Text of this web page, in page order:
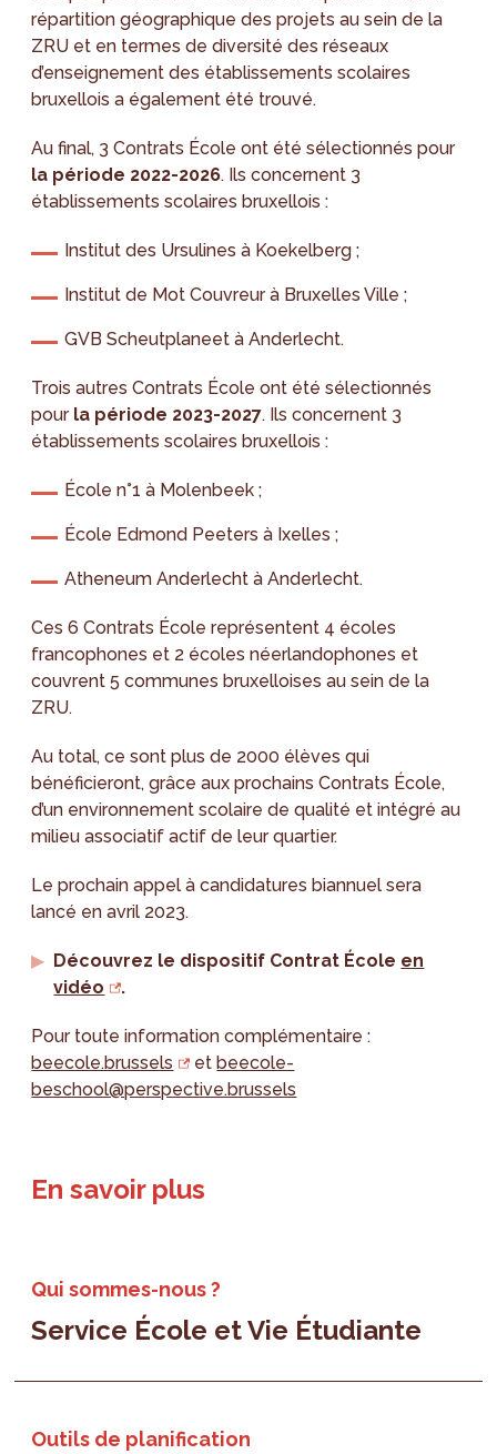
répartition géographique des projets au sein de la
ZRU et en termes de diversité des réseaux
d’enseignement des établissements scolaires
bruxellois a également été trouvé.
Au final, 3 Contrats École ont été sélectionnés pour
la période 2022-2026. Ils concernent 3
établissements scolaires bruxellois :
Institut des Ursulines à Koekelberg ;
Institut de Mot Couvreur à Bruxelles Ville ;
GVB Scheutplaneet à Anderlecht.
Trois autres Contrats École ont été sélectionnés
pour la période 2023-2027. Ils concernent 3
établissements scolaires bruxellois :
École n°1 à Molenbeek ;
École Edmond Peeters à Ixelles ;
Atheneum Anderlecht à Anderlecht.
Ces 6 Contrats École représentent 4 écoles
francophones et 2 écoles néerlandophones et
couvrent 5 communes bruxelloises au sein de la
ZRU.
Au total, ce sont plus de 2000 élèves qui
bénéficieront, grâce aux prochains Contrats École,
d’un environnement scolaire de qualité et intégré au
milieu associatif actif de leur quartier.
Le prochain appel à candidatures biannuel sera
lancé en avril 2023.
Découvrez le dispositif Contrat École en
vidéo
.
Pour toute information complémentaire :
beecole.brussels
et beecole-
beschool@perspective.brussels
En savoir plus
Qui sommes-nous ?
Service École et Vie Étudiante
Outils de planification